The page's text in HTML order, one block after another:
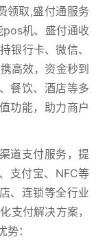
领取,盛付通服务
机、盛付通收
银行卡、微信、
高效，资金秒到
餐饮、酒店等多
功能，助力商户
道支付服务，提
支付宝、NFC等
、连锁等全行业
支付解决方案，
：